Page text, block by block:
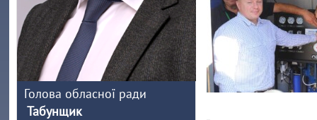
Голова обласної ради
Табунщик